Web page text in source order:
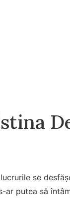
se
putea să